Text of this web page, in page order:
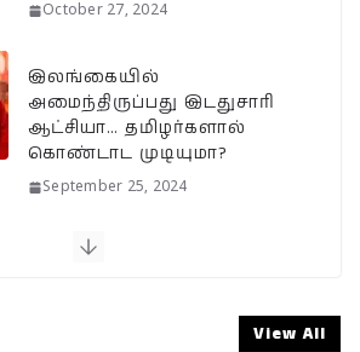
October 27, 2024
இலங்கையில்
அமைந்திருப்பது இடதுசாரி
ஆட்சியா… தமிழர்களால்
கொண்டாட முடியுமா?
September 25, 2024
பேரழிவின் வடுவாக வயநாடு:
View All